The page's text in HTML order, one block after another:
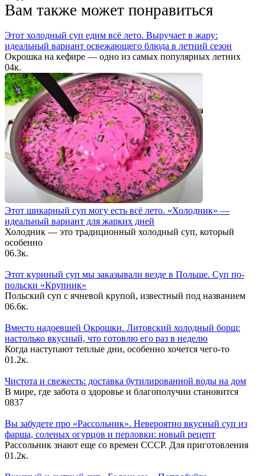
Вам также может понравиться
Этот холодный суп едим всё лето. Выручает в жару:
идеальный вариант освежающего блюда в летний сезон
Окрошка на кефире — одно из самых популярных летних
04к.
Этот шикарный суп могу есть всё лето. «Холодник» —
идеальный вариант для жарких дней
Холодник — это традиционный холодный суп, который
особенно
06.3к.
Этот куриный суп мы заказывали везде в Польше. Суп по-
польски «Крупник»
Польский суп с ячневой крупой, известный под названием
06.6к.
Вместо надоевшей Окрошки. Литовский холодный борщ:
настолько вкусный, что готовлю его раз в неделю
Когда наступают теплые дни, особенно хочется чего-то
01.2к.
Чистота и свежесть: доставка бутилированной воды на дом
В мире, где забота о здоровье и благополучии становится
0837
Вы забудете про «Рассольник». Невероятно вкусный суп из
фарша, соленых огурцов и перловки: новый рецепт
Рассольник знают еще со времен СССР. Для приготовления
01.2к.